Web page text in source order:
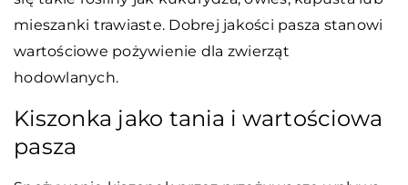
mieszanki trawiaste. Dobrej jakości pasza stanowi
wartościowe pożywienie dla zwierząt
hodowlanych.
Kiszonka jako tania i wartościowa
pasza